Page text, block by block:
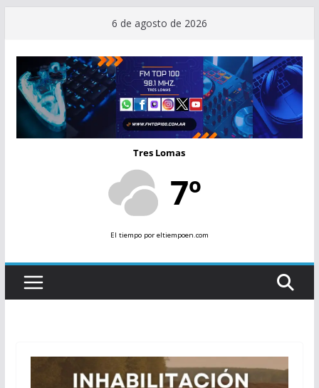
contenido
6 de agosto de 2026
Tres Lomas
7º
El tiempopor eltiempoen.com